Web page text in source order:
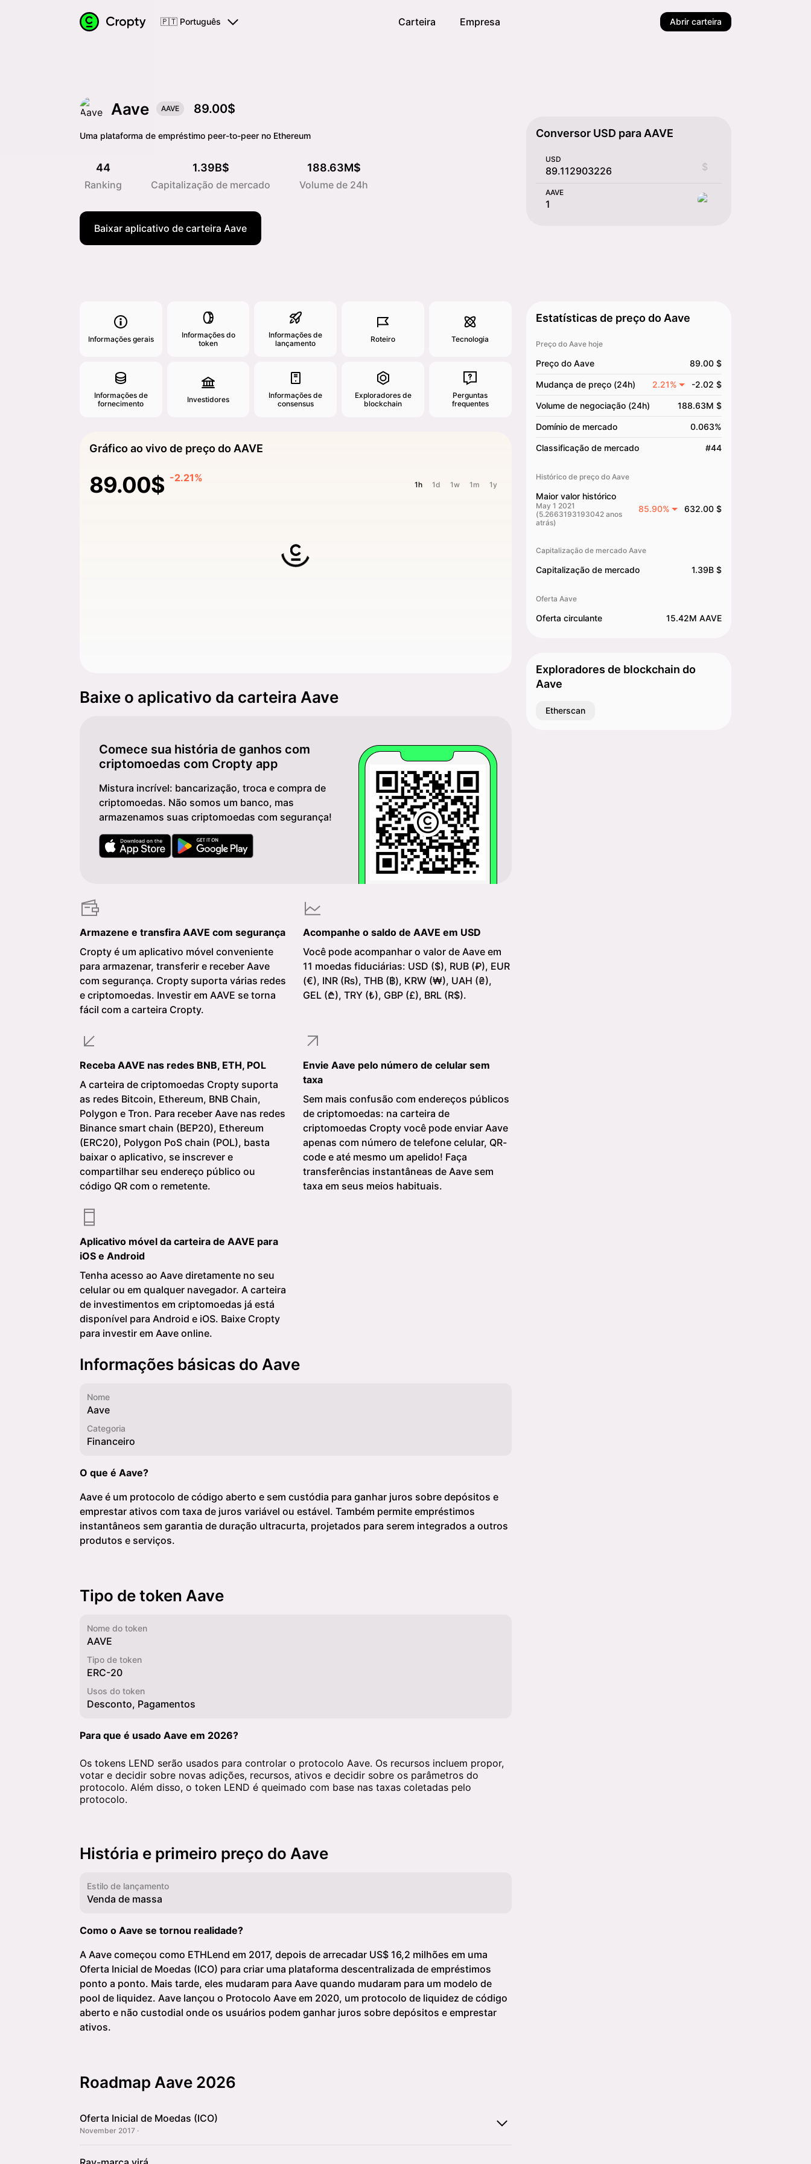
🇵🇹 Português Carteira Empresa Abrir carteira
Aave AAVE 89.00$
Uma plataforma de empréstimo peer-to-peer no Ethereum
44
Ranking
1.39B$
Capitalização de mercado
188.63M$
Volume de 24h
Baixar aplicativo de carteira Aave
Informações gerais
Informações do
token
Informações de
lançamento
Roteiro Tecnologia
Informações de
fornecimento
Investidores
Informações de
consensus
Exploradores de
blockchain
Perguntas
frequentes
Gráfico ao vivo de preço do AAVE
89.00$ -2.21%
1h 1d 1w 1m 1y
Baixe o aplicativo da carteira Aave
Comece sua história de ganhos com
criptomoedas com Cropty app
Mistura incrível: bancarização, troca e compra de
criptomoedas. Não somos um banco, mas
armazenamos suas criptomoedas com segurança!
Armazene e transfira AAVE com segurança
Cropty é um aplicativo móvel conveniente
para armazenar, transferir e receber Aave
com segurança. Cropty suporta várias redes
e criptomoedas. Investir em AAVE se torna
fácil com a carteira Cropty.
Acompanhe o saldo de AAVE em USD
Você pode acompanhar o valor de Aave em
11 moedas fiduciárias: USD ($), RUB (₽), EUR
(€), INR (₨), THB (฿), KRW (₩), UAH (₴),
GEL (₾), TRY (₺), GBP (£), BRL (R$).
Receba AAVE nas redes BNB, ETH, POL
A carteira de criptomoedas Cropty suporta
as redes Bitcoin, Ethereum, BNB Chain,
Polygon e Tron. Para receber Aave nas redes
Binance smart chain (BEP20), Ethereum
(ERC20), Polygon PoS chain (POL), basta
baixar o aplicativo, se inscrever e
compartilhar seu endereço público ou
código QR com o remetente.
Envie Aave pelo número de celular sem
taxa
Sem mais confusão com endereços públicos
de criptomoedas: na carteira de
criptomoedas Cropty você pode enviar Aave
apenas com número de telefone celular, QR-
code e até mesmo um apelido! Faça
transferências instantâneas de Aave sem
taxa em seus meios habituais.
Aplicativo móvel da carteira de AAVE para
iOS e Android
Tenha acesso ao Aave diretamente no seu
celular ou em qualquer navegador. A carteira
de investimentos em criptomoedas já está
disponível para Android e iOS. Baixe Cropty
para investir em Aave online.
Informações básicas do Aave
Nome
Aave
Categoria
Financeiro
O que é Aave?
Aave é um protocolo de código aberto e sem custódia para ganhar juros sobre depósitos e
emprestar ativos com taxa de juros variável ou estável. Também permite empréstimos
instantâneos sem garantia de duração ultracurta, projetados para serem integrados a outros
produtos e serviços.
Tipo de token Aave
Nome do token
AAVE
Tipo de token
ERC-20
Usos do token
Desconto, Pagamentos
Para que é usado Aave em 2026?
Os tokens LEND serão usados ​​para controlar o protocolo Aave. Os recursos incluem propor,
votar e decidir sobre novas adições, recursos, ativos e decidir sobre os parâmetros do
protocolo. Além disso, o token LEND é queimado com base nas taxas coletadas pelo
protocolo.
História e primeiro preço do Aave
Estilo de lançamento
Venda de massa
Como o Aave se tornou realidade?
A Aave começou como ETHLend em 2017, depois de arrecadar US$ 16,2 milhões em uma
Oferta Inicial de Moedas (ICO) para criar uma plataforma descentralizada de empréstimos
ponto a ponto. Mais tarde, eles mudaram para Aave quando mudaram para um modelo de
pool de liquidez. Aave lançou o Protocolo Aave em 2020, um protocolo de liquidez de código
aberto e não custodial onde os usuários podem ganhar juros sobre depósitos e emprestar
ativos.
Roadmap Aave 2026
Oferta Inicial de Moedas (ICO)
November 2017 ·
Conversor USD para AAVE
USD
$
AAVE
Estatísticas de preço do Aave
Preço do Aave hoje
Preço do Aave 89.00 $
Mudança de preço (24h) 2.21% -2.02 $
Volume de negociação (24h) 188.63M $
Domínio de mercado 0.063%
Classificação de mercado #44
Histórico de preço do Aave
Maior valor histórico
May 1 2021
(5.2663193193042 anos
atrás)
85.90% 632.00 $
Capitalização de mercado Aave
Capitalização de mercado 1.39B $
Oferta Aave
Oferta circulante 15.42M AAVE
Exploradores de blockchain do
Aave
Etherscan